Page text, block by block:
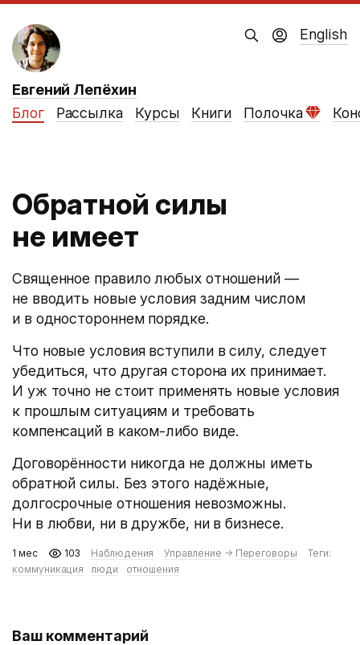
Евгений Лепёхин
Блог
Рассылка Курсы Книги Полочка
English
Обратной силы
не имеет
Священное правило любых отношений —
не вводить новые условия задним числом
и в одностороннем порядке.
Что новые условия вступили в силу, следует
убедиться, что другая сторона их принимает.
И уж точно не стоит применять новые условия
к прошлым ситуациям и требовать
компенсаций в каком-либо виде.
Договорённости никогда не должны иметь
обратной силы. Без этого надёжные,
долгосрочные отношения невозможны.
Ни в любви, ни в дружбе, ни в бизнесе.
1 мес 103 Наблюдения Управление → Переговоры
Теги:
коммуникация
люди отношения
Ваш комментарий